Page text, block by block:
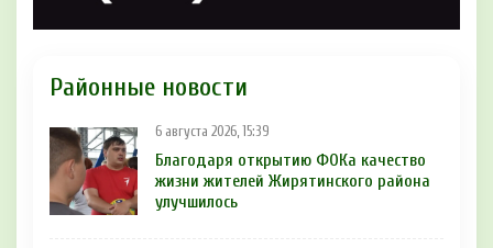
Районные новости
6 августа 2026, 15:39
Благодаря открытию ФОКа качество
жизни жителей Жирятинского района
улучшилось